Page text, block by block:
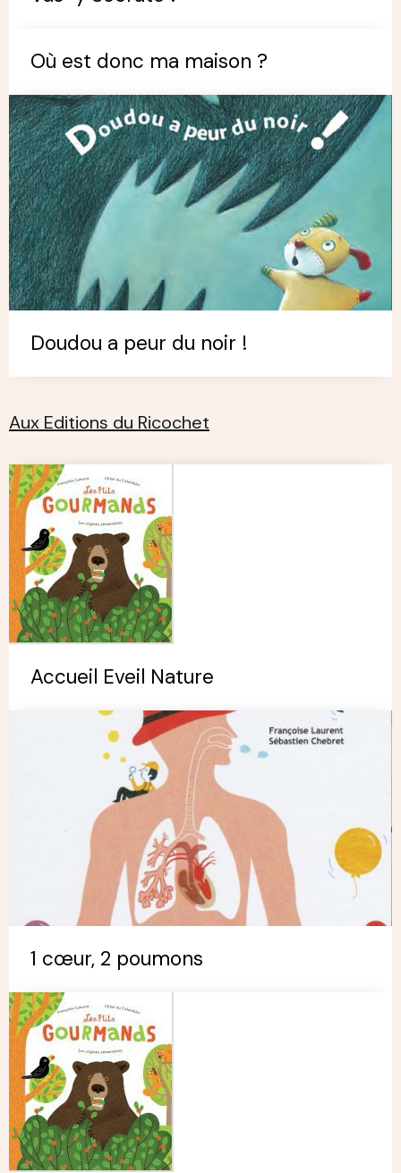
Où est donc ma maison ?
Doudou a peur du noir !
Aux Editions du Ricochet
Accueil Eveil Nature
1 cœur, 2 poumons